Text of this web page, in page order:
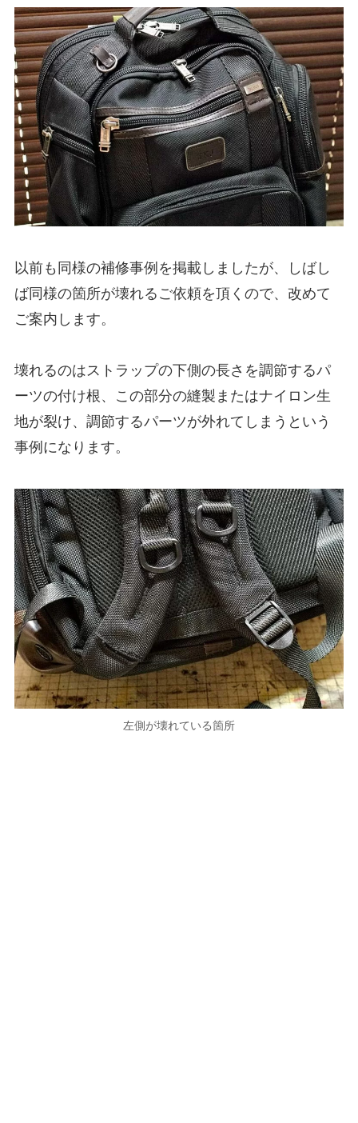
以前も同様の補修事例を掲載しましたが、しばし
ば同様の箇所が壊れるご依頼を頂くので、改めて
ご案内します。
壊れるのはストラップの下側の長さを調節するパ
ーツの付け根、この部分の縫製またはナイロン生
地が裂け、調節するパーツが外れてしまうという
事例になります。
左側が壊れている箇所